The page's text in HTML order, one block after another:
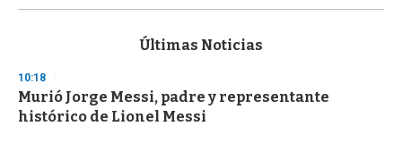
s
d
s
o
f
Últimas Noticias
10:18
Murió Jorge Messi, padre y representante
histórico de Lionel Messi